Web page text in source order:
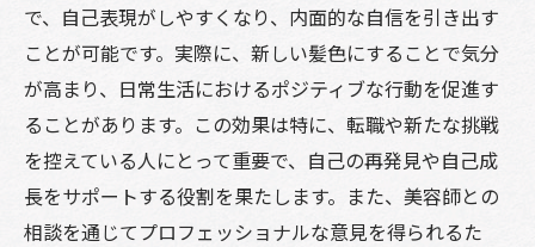
人気の美容室カラーリングスタイルとその特徴
オフィス向けの落ち着いたカラーリング
休日に楽しめる鮮やかなカラーリング
ナチュラルな印象を与えるトーン
トレンドに敏感な人向けの大胆なカラー
美容室で選ぶグラデーションカラーの特徴
で、自己表現がしやすくなり、内面的な自信を引き出す
ことが可能です。実際に、新しい髪色にすることで気分
が高まり、日常生活におけるポジティブな行動を促進す
ることがあります。この効果は特に、転職や新たな挑戦
を控えている人にとって重要で、自己の再発見や自己成
長をサポートする役割を果たします。また、美容師との
相談を通じてプロフェッショナルな意見を得られるた